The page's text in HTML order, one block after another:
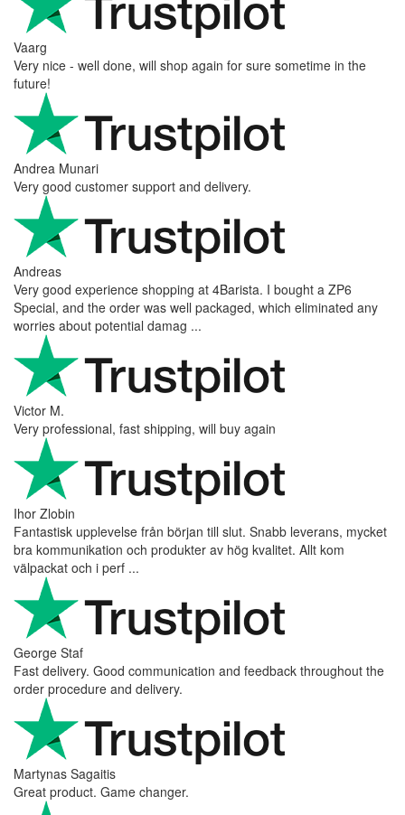
Vaarg
Very nice - well done, will shop again for sure sometime in the
future!
Andrea Munari
Very good customer support and delivery.
Andreas
Very good experience shopping at 4Barista. I bought a ZP6
Special, and the order was well packaged, which eliminated any
worries about potential damag ...
Victor M.
Very professional, fast shipping, will buy again
Ihor Zlobin
Fantastisk upplevelse från början till slut. Snabb leverans, mycket
bra kommunikation och produkter av hög kvalitet. Allt kom
välpackat och i perf ...
George Staf
Fast delivery. Good communication and feedback throughout the
order procedure and delivery.
Martynas Sagaitis
Great product. Game changer.